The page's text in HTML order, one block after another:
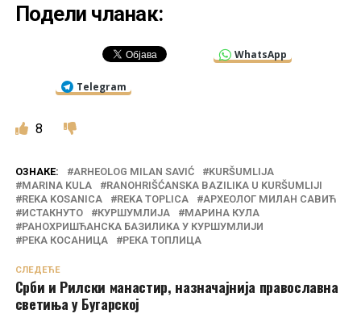
Подели чланак:
WhatsApp
Telegram
8
ОЗНАКЕ: ARHEOLOG MILAN SAVIĆ
KURŠUMLIJA
MARINA KULA
RANOHRIŠĆANSKA BAZILIKA U KURŠUMLIJI
REKA KOSANICA
REKA TOPLICA
АРХЕОЛОГ МИЛАН САВИЋ
ИСТАКНУТО
КУРШУМЛИЈА
МАРИНА КУЛА
РАНОХРИШЋАНСКА БАЗИЛИКА У КУРШУМЛИЈИ
РЕКА КОСАНИЦА
РЕКА ТОПЛИЦА
СЛЕДЕЋЕ
Срби и Рилски манастир, назначајнија православна
светиња у Бугарској